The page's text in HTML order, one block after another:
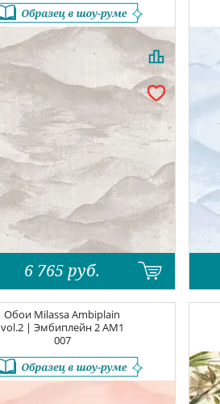
6 765 руб.
Обои Milassa Ambiplain
vol.2 | Эмбиплейн 2AM1
007